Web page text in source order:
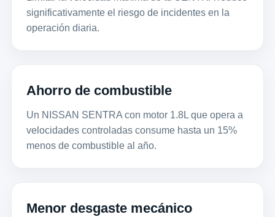
significativamente el riesgo de incidentes en la
operación diaria.
Ahorro de combustible
Un NISSAN SENTRA con motor 1.8L que opera a
velocidades controladas consume hasta un 15%
menos de combustible al año.
Menor desgaste mecánico